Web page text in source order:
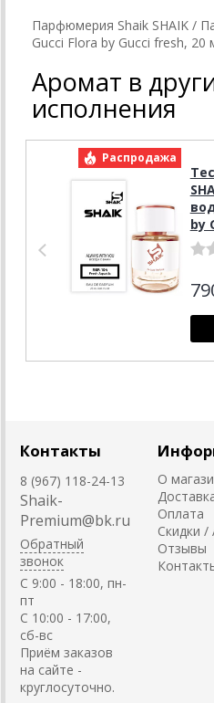
Парфюмерия Shaik SHAIK /
Gucci Flora by Gucci fresh, 20
Аромат в
исполнения
Распродажа
by
Контакты
8 (967) 118-24-13
Shaik-
Premium@bk.ru
Обратный
звонок
C 9:00 - 18:00, пн-
пт
С 10:00 - 17:00,
сб-вс
Приём заказов
на сайте -
круглосуточно.
О
Оплата
Скидки /
Отзывы